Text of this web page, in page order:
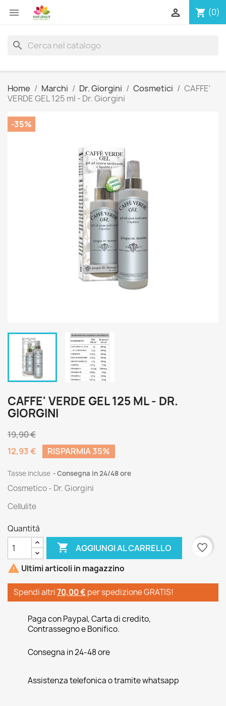
 shopping_cart (0)

search
Home Marchi Dr. Giorgini Cosmetici
CAFFE'
VERDE GEL 125 ml - Dr. Giorgini
-35%
CAFFE' VERDE GEL 125 ML - DR.
GIORGINI
19,90 €
12,93 €
RISPARMIA 35%
Tasse incluse Consegna in 24/48 ore
Cosmetico - Dr. Giorgini
Cellulite
Quantità
 AGGIUNGI AL CARRELLO
favorite_border
 Ultimi articoli in magazzino
Spendi altri70,00 € per spedizione GRATIS!
Paga con Paypal, Carta di credito,
Contrassegno e Bonifico.
Consegna in 24-48 ore
Assistenza telefonica o tramite whatsapp